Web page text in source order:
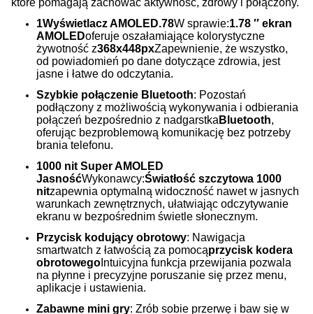
które pomagają zachować aktywność, zdrowy i połączony.
1Wyświetlacz AMOLED.78W sprawie:1.78 ′′ ekran
AMOLEDoferuje oszałamiające kolorystyczne
żywotność z368x448pxZapewnienie, że wszystko,
od powiadomień po dane dotyczące zdrowia, jest
jasne i łatwe do odczytania.
Szybkie połączenie Bluetooth: Pozostań
podłączony z możliwością wykonywania i odbierania
połączeń bezpośrednio z nadgarstka Bluetooth,
oferując bezproblemową komunikację bez potrzeby
brania telefonu.
1000 nit Super AMOLED
JasnośćWykonawcy:Światłość szczytowa 1000
nitzapewnia optymalną widoczność nawet w jasnych
warunkach zewnętrznych, ułatwiając odczytywanie
ekranu w bezpośrednim świetle słonecznym.
Przycisk kodujący obrotowy: Nawigacja
smartwatch z łatwością za pomocąprzycisk kodera
obrotowego Intuicyjna funkcja przewijania pozwala
na płynne i precyzyjne poruszanie się przez menu,
aplikacje i ustawienia.
Zabawne mini gry: Zrób sobie przerwę i baw się w